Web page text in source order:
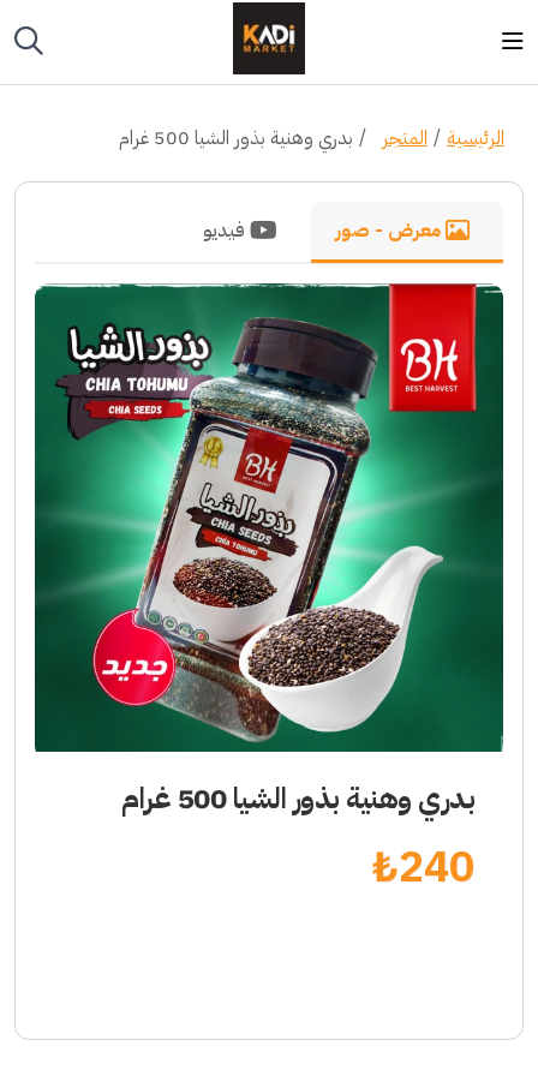
الرئيسية المتجر بدري وهنية بذور الشيا 500 غرام
معرض - صور فيديو
بدري وهنية بذور الشيا 500 غرام
240
₺